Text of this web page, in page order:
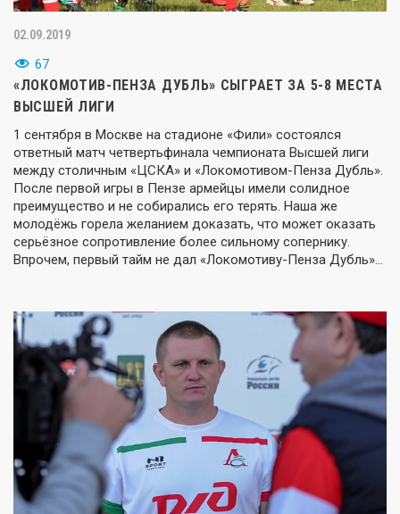
02.09.2019
67
«ЛОКОМОТИВ-ПЕНЗА ДУБЛЬ» СЫГРАЕТ ЗА 5-8 МЕСТА
ВЫСШЕЙ ЛИГИ
1 сентября в Москве на стадионе «Фили» состоялся
ответный матч четвертьфинала чемпионата Высшей лиги
между столичным «ЦСКА» и «Локомотивом-Пенза Дубль».
После первой игры в Пензе армейцы имели солидное
преимущество и не собирались его терять. Наша же
молодёжь горела желанием доказать, что может оказать
серьёзное сопротивление более сильному сопернику.
Впрочем, первый тайм не дал «Локомотиву-Пенза Дубль»…